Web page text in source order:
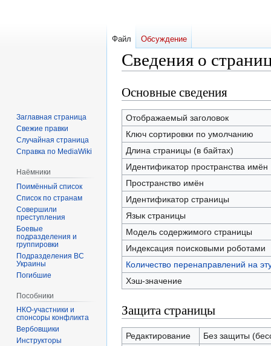
Сведения о
Перейти
к
навигации
Перейти
к
поиску
Основные сведения
Отображаемый заголовок
Ключ сортировки по умолчанию
Длина страницы (в байтах)
Идентификатор пространства имён
Пространство имён
Идентификатор страницы
Язык страницы
Модель содержимого страницы
Индексация поисковыми роботами
Количество перенаправлений на
Хэш-значение
Защита страницы
Редактирование
Без защиты
Файл Обсуждение
Заглавная страница
Свежие правки
Случайная страница
Справка по MediaWiki
Наёмники
Поимённый список
Список по странам
Совершили
преступления
Боевые
подразделения и
группировки
Подразделения ВС
Украины
Погибшие
Пособники
спонсоры конфликта
‏‎Вербовщики
Инструкторы